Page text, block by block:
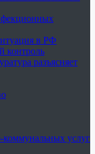
в РФ
контроль
разъясняет
услуг